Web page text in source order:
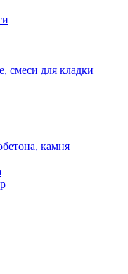
смеси для кладки
камня